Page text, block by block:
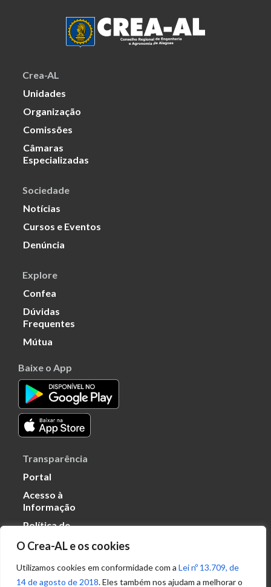
O Crea-AL e os cookies
Utilizamos cookies em conformidade com a Lei nº 13.709, de
14 de agosto de 2018. Eles também nos ajudam a melhorar o
Crea-AL
Unidades
Organização
Comissões
Câmaras
Especializadas
Sociedade
Notícias
Cursos e Eventos
Denúncia
Explore
Confea
Dúvidas
Frequentes
Mútua
Baixe o App
Transparência
Portal
Acesso à
Informação
Política de
Dados